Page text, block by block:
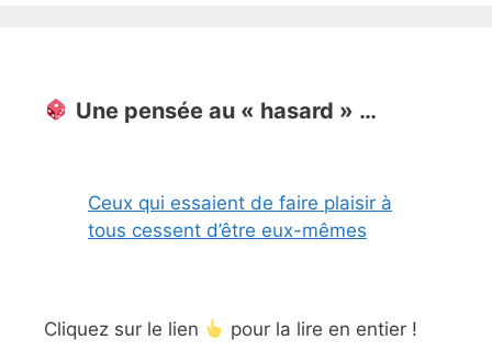
Une pensée au « hasard » …
Ceux qui essaient de faire plaisir à
tous cessent d’être eux-mêmes
Cliquez sur le lien pour la lire en entier !